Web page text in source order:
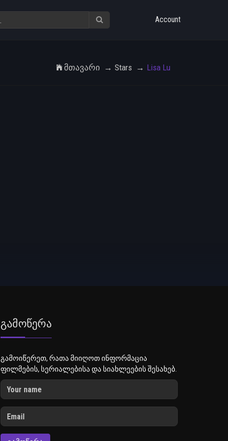
Account
Მთავარი Stars Lisa Lu
Გამოწერა
გამოიწერეთ, რათა მიიღოთ ინფორმაცია
ფილმების, სერიალებისა და სიახლეების შესახებ.